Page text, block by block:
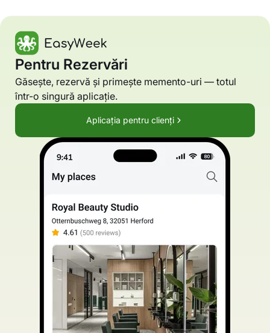
Pentru Rezervări
Găsește, rezervă și primește memento-uri — totul
într-o singură aplicație.
Aplicația pentru clienți